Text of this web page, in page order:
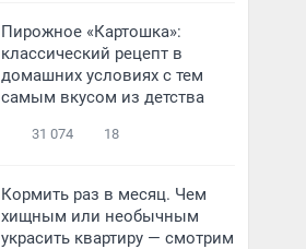
Пирожное «Картошка»:
классический рецепт в
домашних условиях с тем
самым вкусом из детства
31 074 18
Кормить раз в месяц. Чем
хищным или необычным
украсить квартиру — смотрим